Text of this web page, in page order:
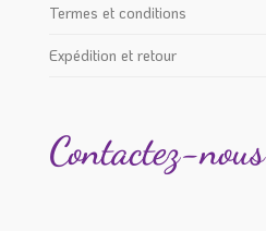
Termes et conditions
Expédition et retour
Contactez-nous